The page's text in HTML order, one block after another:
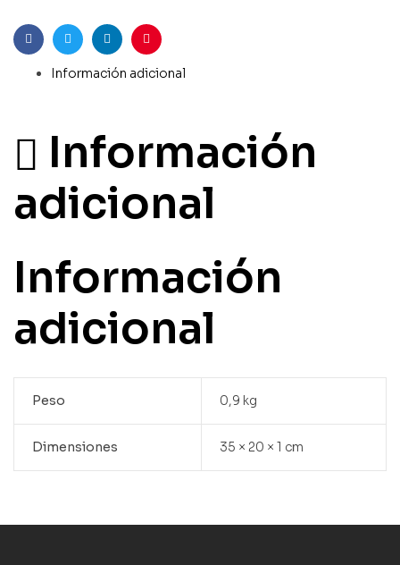
FacebookTwitterLinkedinPinterest
Información adicional
Información
adicional
Información
adicional
Peso 0,9 kg
Dimensiones 35 × 20 × 1 cm